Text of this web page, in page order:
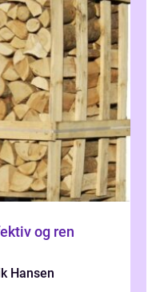
og ren
Hansen